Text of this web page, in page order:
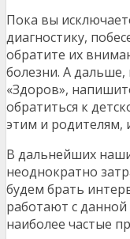
Пока вы
диагностику,
обратите их
болезни. А
«Здоров»,
обратиться к
этим и родителям,
В дальнейших
неоднократно
будем брать
работают с
наиболее частые